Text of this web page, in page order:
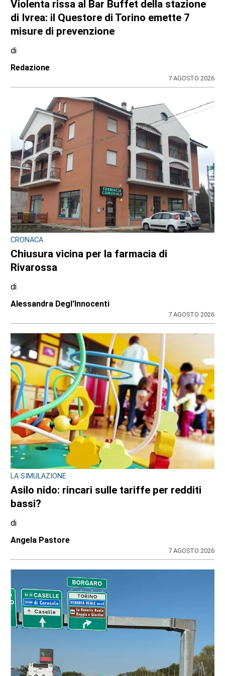
Nelle camere da letto un market della
droga: 33 chili di hashish sotto il letto e nel
frigo. Arrestato 24enne
di
Redazione
ULTIME NOTIZIE
CONSIGLIO REGIONALE
Marcinelle, il presidente Nicco: “Onorare gli
italiani caduti sul lavoro in ogni parte del
di
Redazione CRP
7 AGOSTO 2026
BORGARO TORINESE
Casa della Salute in ritardo sul Pnrr: stop ai
lavori per l’amianto, ditta messa in mora
dal Comune
Stefano Tubia